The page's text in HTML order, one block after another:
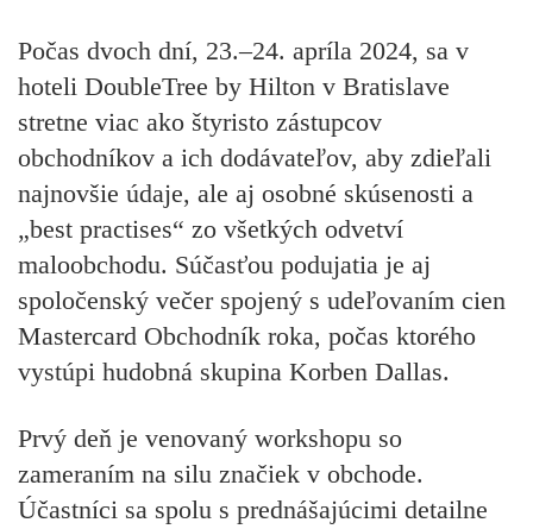
Počas dvoch dní, 23.–24. apríla 2024, sa v
hoteli DoubleTree by Hilton v Bratislave
stretne viac ako štyristo zástupcov
obchodníkov a ich dodávateľov, aby zdieľali
najnovšie údaje, ale aj osobné skúsenosti a
„best practises“ zo všetkých odvetví
maloobchodu. Súčasťou podujatia je aj
spoločenský večer spojený s udeľovaním cien
Mastercard Obchodník roka, počas ktorého
vystúpi hudobná skupina Korben Dallas.
Prvý deň je venovaný workshopu so
zameraním na silu značiek v obchode.
Účastníci sa spolu s prednášajúcimi detailne